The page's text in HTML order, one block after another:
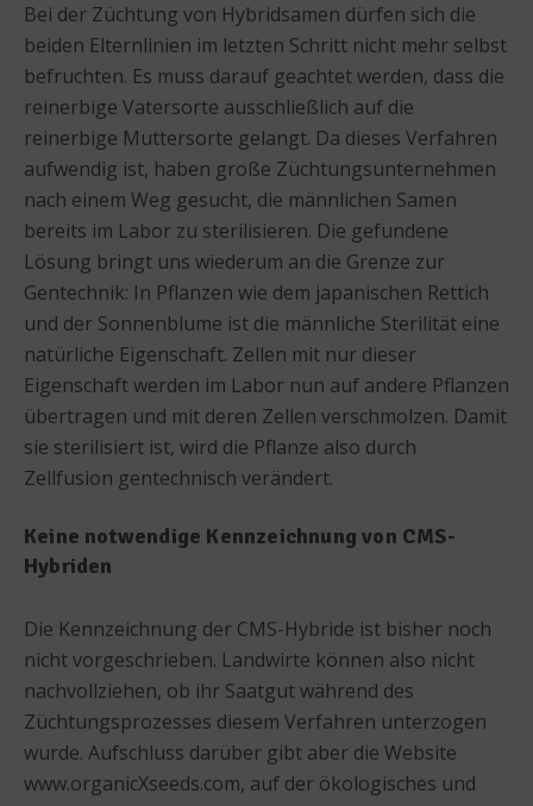
Bei der Züchtung von Hybridsamen dürfen sich die
beiden Elternlinien im letzten Schritt nicht mehr selbst
befruchten. Es muss darauf geachtet werden, dass die
reinerbige Vatersorte ausschließlich auf die
reinerbige Muttersorte gelangt. Da dieses Verfahren
aufwendig ist, haben große Züchtungsunternehmen
nach einem Weg gesucht, die männlichen Samen
bereits im Labor zu sterilisieren. Die gefundene
Lösung bringt uns wiederum an die Grenze zur
Gentechnik: In Pflanzen wie dem japanischen Rettich
und der Sonnenblume ist die männliche Sterilität eine
natürliche Eigenschaft. Zellen mit nur dieser
Eigenschaft werden im Labor nun auf andere Pflanzen
übertragen und mit deren Zellen verschmolzen. Damit
sie sterilisiert ist, wird die Pflanze also durch
Zellfusion gentechnisch verändert.
Keine notwendige Kennzeichnung von CMS-
Hybriden
Die Kennzeichnung der CMS-Hybride ist bisher noch
nicht vorgeschrieben. Landwirte können also nicht
nachvollziehen, ob ihr Saatgut während des
Züchtungsprozesses diesem Verfahren unterzogen
wurde. Aufschluss darüber gibt aber die Website
www.organicXseeds.com, auf der ökologisches und